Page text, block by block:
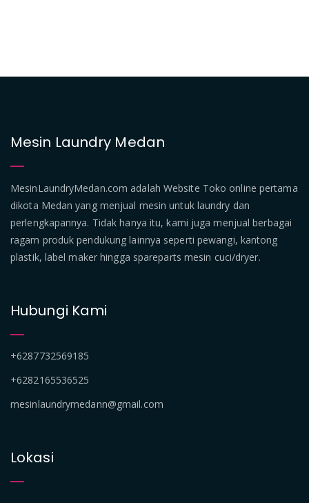
Mesin Laundry Medan
MesinLaundryMedan.com adalah Website Toko online pertama
dikota Medan yang menjual mesin untuk laundry dan
perlengkapannya. Tidak hanya itu, kami juga menjual berbagai
ragam produk pendukung lainnya seperti pewangi, kantong
plastik, label maker hingga spareparts mesin cuci/dryer.
Hubungi Kami
+6287732569185
+6282165536525
mesinlaundrymedann@gmail.com
Lokasi